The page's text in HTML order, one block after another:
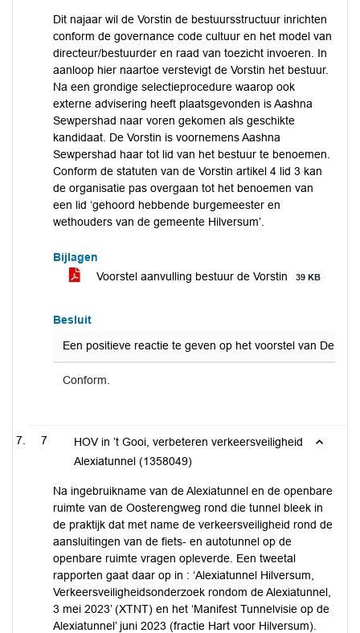
Dit najaar wil de Vorstin de bestuursstructuur inrichten
conform de governance code cultuur en het model van
directeur/bestuurder en raad van toezicht invoeren. In
aanloop hier naartoe verstevigt de Vorstin het bestuur.
Na een grondige selectieprocedure waarop ook
externe advisering heeft plaatsgevonden is Aashna
Sewpershad naar voren gekomen als geschikte
kandidaat. De Vorstin is voornemens Aashna
Sewpershad haar tot lid van het bestuur te benoemen.
Conform de statuten van de Vorstin artikel 4 lid 3 kan
de organisatie pas overgaan tot het benoemen van
een lid ‘gehoord hebbende burgemeester en
wethouders van de gemeente Hilversum’.
Bijlagen
Voorstel aanvulling bestuur de Vorstin
39 KB
Besluit
Een positieve reactie te geven op het voorstel van De
Conform.
7
HOV in ’t Gooi, verbeteren verkeersveiligheid
Alexiatunnel (1358049)
Na ingebruikname van de Alexiatunnel en de openbare
ruimte van de Oosterengweg rond die tunnel bleek in
de praktijk dat met name de verkeersveiligheid rond de
aansluitingen van de fiets- en autotunnel op de
openbare ruimte vragen opleverde. Een tweetal
rapporten gaat daar op in : ‘Alexiatunnel Hilversum,
Verkeersveiligheidsonderzoek rondom de Alexiatunnel,
3 mei 2023’ (XTNT) en het ‘Manifest Tunnelvisie op de
Alexiatunnel’ juni 2023 (fractie Hart voor Hilversum).